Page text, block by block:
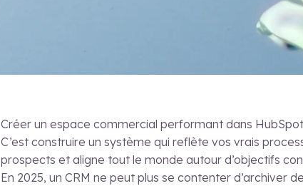
Créer un espace commercial performant dans
C’est construire un système qui reflète vos vrais
prospects et aligne tout le monde autour d’objectifs
En 2025, un CRM ne peut plus se contenter d’archiver